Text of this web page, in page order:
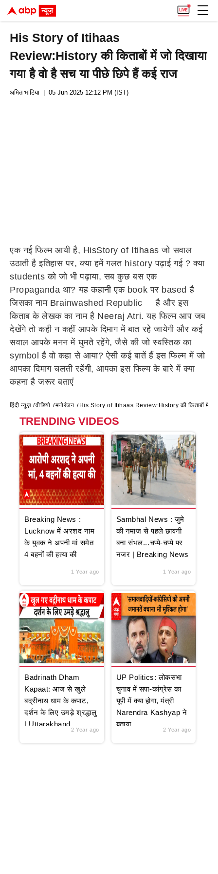
His Story of Itihaas
Review:History की किताबों में जो दिखाया
गया है वो है सच या पीछे छिपे हैं कई राज
अमित भाटिया | 05 Jun 2025 12:12 PM (IST)
एक नई फिल्म आयी है, HisStory of Itihaas जो सवाल
उठाती है इतिहास पर, क्या हमें गलत history पढ़ाई गई ? क्या
students को जो भी पढ़ाया, सब कुछ बस एक
Propaganda था? यह कहानी एक book पर based है
जिसका नाम Brainwashed Republic है और इस
किताब के लेखक का नाम है Neeraj Atri. यह फिल्म आप जब
देखेंगे तो कही न कहीं आपके दिमाग में बात रहे जायेगी और कई
सवाल आपके मनन में घुमते रहेंगे, जैसे की जो स्वस्तिक का
symbol है वो कहा से आया? ऐसी कई बातें हैं इस फिल्म में जो
आपका दिमाग चलती रहेंगी, आपका इस फिल्म के बारे में क्या
कहना है जरूर बताएं
हिंदी न्यूज़ वीडियो मनोरंजन His Story of Itihaas Review:History की किताबों में जो
TRENDING VIDEOS
Breaking News :
Lucknow में अरशद नाम
के युवक ने अपनी मां समेत
4 बहनों की हत्या की
1 Year ago
Sambhal News : जुमे
की नमाज से पहले छावनी
बना संभल...चप्पे-चप्पे पर
नजर | Breaking News
1 Year ago
Badrinath Dham
Kapaat: आज से खुले
बद्रीनाथ धाम के कपाट,
दर्शन के लिए उमड़े श्रद्धालु
| Uttarakhand
2 Year ago
UP Politics: लोकसभा
चुनाव में सपा-कांग्रेस का
यूपी में क्या होगा, मंत्री
Narendra Kashyap ने
बताया
2 Year ago